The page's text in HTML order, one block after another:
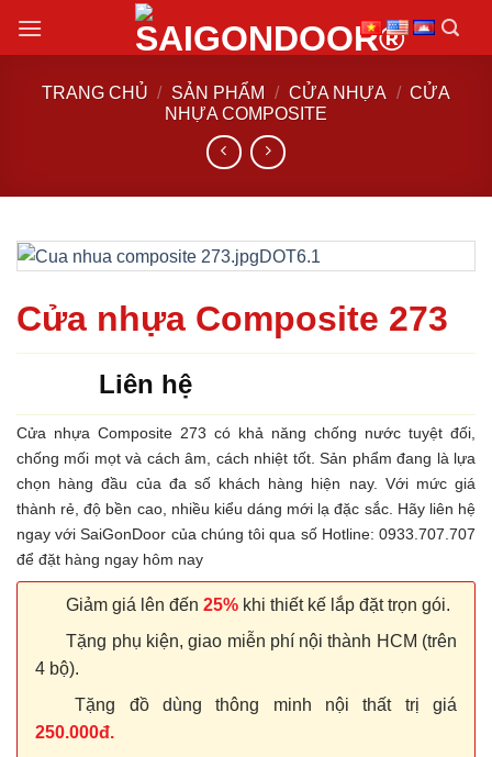
đến
TRANG CHỦ / SẢN PHẨM / CỬA NHỰA / CỬA
NHỰA COMPOSITE
Cửa nhựa Composite 273
Liên hệ
Cửa nhựa Composite 273 có khả năng chống nước tuyệt đối,
chống mối mọt và cách âm, cách nhiệt tốt. Sản phẩm đang là lựa
chọn hàng đầu của đa số khách hàng hiện nay. Với mức giá
thành rẻ, độ bền cao, nhiều kiểu dáng mới lạ đặc sắc. Hãy liên hệ
ngay với SaiGonDoor của chúng tôi qua số Hotline: 0933.707.707
để đặt hàng ngay hôm nay
Giảm giá lên đến 25% khi thiết kế lắp đặt trọn gói.
Tặng phụ kiện, giao miễn phí nội thành HCM (trên
4 bộ).
Tặng đồ dùng thông minh nội thất trị giá
250.000đ.